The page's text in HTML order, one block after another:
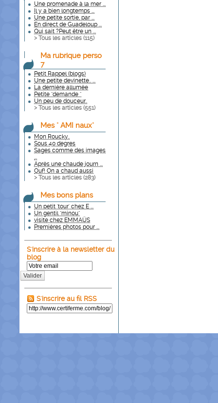
Une promenade à la mer ...
Il y a bien longtemps ...
Une petite sortie, par ...
En direct de Guadeloup ...
Qui sait ?Peut être un ...
> Tous les articles (115)
Ma rubrique perso
7
Petit Rappel (blogs)
Une petite devinette.. ...
La dernière allumée
Petite "demande "
Un peu de douceur..
> Tous les articles (551)
Mes " AMI naux"
Mon Roucky..
Sous 40 degres
Sages comme des images
...
Après une chaude journ ...
Ouf! On a chaud aussi
> Tous les articles (283)
Mes bons plans
Un petit 'tour' chez E ...
Un gentil "minou"
visite chez EMMAÜS
Premières photos pour ...
S'inscrire à la newsletter du
blog
Valider
S'inscrire au fil RSS